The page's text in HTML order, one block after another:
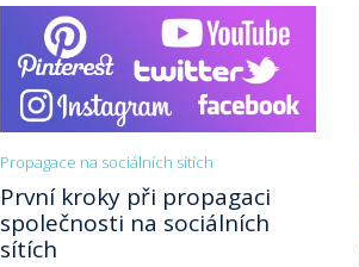
Propagace na sociálních sítích
První kroky při propagaci
společnosti na sociálních
sítích